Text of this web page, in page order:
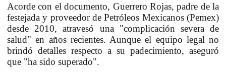
Acorde con el documento, Guerrero Rojas, padre de la
festejada y proveedor de Petróleos Mexicanos (Pemex)
desde 2010, atravesó una "complicación severa de
salud" en años recientes. Aunque el equipo legal no
brindó detalles respecto a su padecimiento, aseguró
que "ha sido superado".